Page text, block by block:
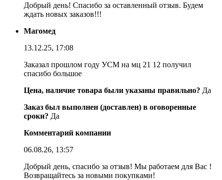
Добрый день! Спасибо за оставленный отзыв. Будем
ждать новых заказов!!!
Магомед
13.12.25, 17:08
Заказал прошлом году УСМ на мц 21 12 получил
спасибо большое
Цена, наличие товара были указаны правильно? Да
Заказ был выполнен (доставлен) в оговоренные
сроки? Да
Комментарий компании
06.08.26, 13:57
Добрый день, спасибо за отзыв! Мы работаем для Вас !
Возвращайтесь за новыми покупками!